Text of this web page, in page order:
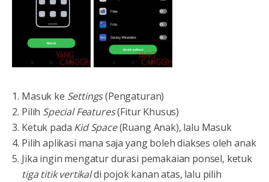
Masuk ke Settings(Pengaturan)
Pilih Special Features(Fitur Khusus)
Ketuk pada Kid Space(Ruang Anak), lalu Masuk
Pilih aplikasi mana saja yang boleh diakses oleh anak
Jika ingin mengatur durasi pemakaian ponsel, ketuk
tiga titik vertikaldi pojok kanan atas, lalu pilih